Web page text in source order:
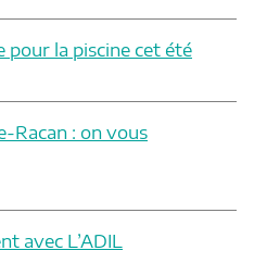
la piscine cet été
Racan : on vous
avec L’ADIL